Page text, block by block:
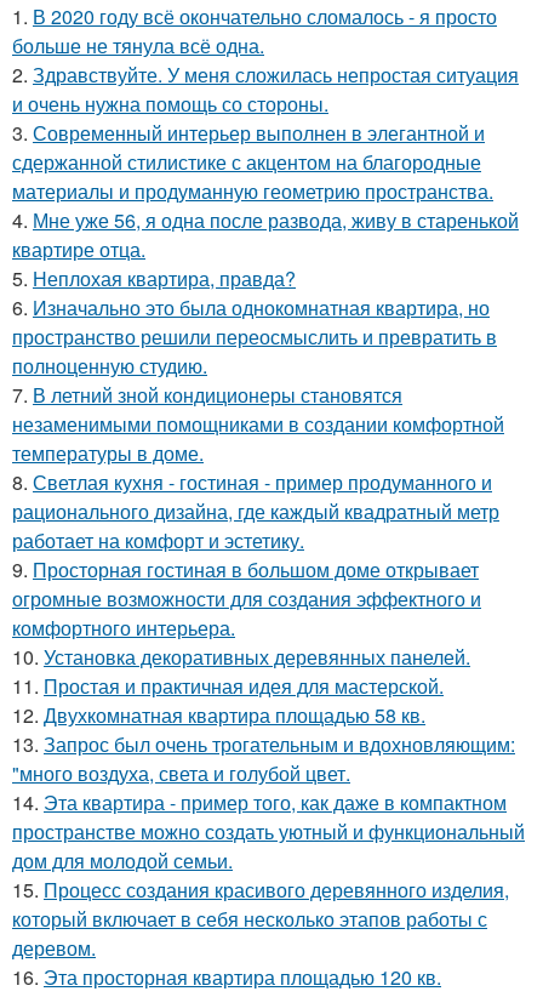
1. В 2020 году всё окончательно сломалось - я просто
больше не тянула всё одна.
2. Здравствуйте. У меня сложилась непростая ситуация
и очень нужна помощь со стороны.
3. Современный интерьер выполнен в элегантной и
сдержанной стилистике с акцентом на благородные
материалы и продуманную геометрию пространства.
4. Мне уже 56, я одна после развода, живу в старенькой
квартире отца.
5. Неплохая квартира, правда?
6. Изначально это была однокомнатная квартира, но
пространство решили переосмыслить и превратить в
полноценную студию.
7. В летний зной кондиционеры становятся
незаменимыми помощниками в создании комфортной
температуры в доме.
8. Светлая кухня - гостиная - пример продуманного и
рационального дизайна, где каждый квадратный метр
работает на комфорт и эстетику.
9. Просторная гостиная в большом доме открывает
огромные возможности для создания эффектного и
комфортного интерьера.
10. Установка декоративных деревянных панелей.
11. Простая и практичная идея для мастерской.
12. Двухкомнатная квартира площадью 58 кв.
13. Запрос был очень трогательным и вдохновляющим:
"много воздуха, света и голубой цвет.
14. Эта квартира - пример того, как даже в компактном
пространстве можно создать уютный и функциональный
дом для молодой семьи.
15. Процесс создания красивого деревянного изделия,
который включает в себя несколько этапов работы с
деревом.
16. Эта просторная квартира площадью 120 кв.